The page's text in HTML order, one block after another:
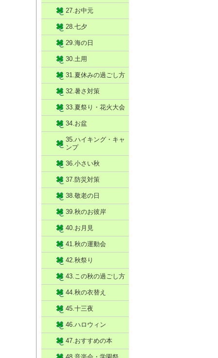
27.お中元
28.七夕
29.海の日
30.土用
31.夏休みの過ごし方
32.暑さ対策
33.夏祭り・花火大会
34.お盆
35.ハイキング・キャ
ンプ
36.小さい秋
37.防災対策
38.敬老の日
39.秋のお彼岸
40.お月見
41.秋の運動会
42.秋祭り
43.この秋の過ごし方
44.秋の衣替え
45.十三夜
46.ハロウィン
47.おすすめの本
48.音楽会・学園祭